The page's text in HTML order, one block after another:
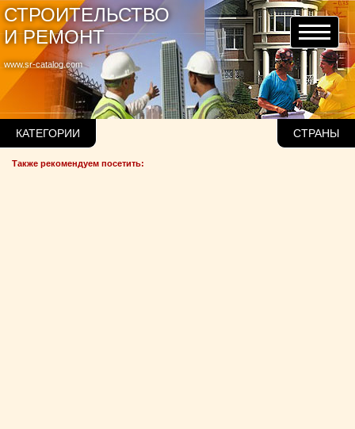
www.sr-catalog.com
СТРОИТЕЛЬСТВО
И РЕМОНТ
КАТЕГОРИИ СТРАНЫ
Также рекомендуем посетить: